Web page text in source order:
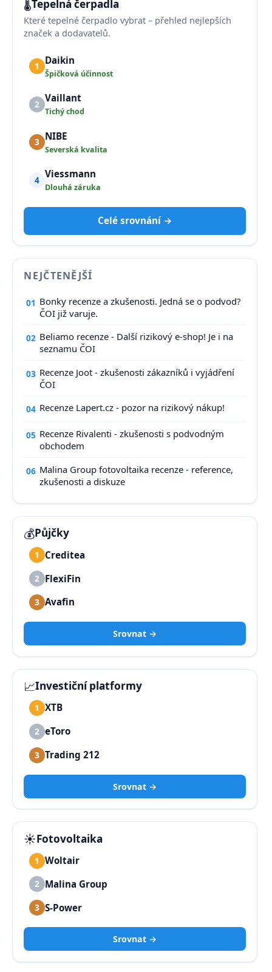
🌡️Tepelná čerpadla
Které tepelné čerpadlo vybrat – přehled nejlepších
značek a dodavatelů.
1 Daikin
Špičková účinnost
2 Vaillant
Tichý chod
3 NIBE
Severská kvalita
4 Viessmann
Dlouhá záruka
Celé srovnání →
NEJČTENĚJŠÍ
01 Bonky recenze a zkušenosti. Jedná se o podvod?
ČOI již varuje.
02 Beliamo recenze - Další rizikový e-shop! Je i na
seznamu ČOI
03 Recenze Joot - zkušenosti zákazníků i vyjádření
ČOI
04 Recenze Lapert.cz - pozor na rizikový nákup!
05 Recenze Rivalenti - zkušenosti s podvodným
obchodem
06 Malina Group fotovoltaika recenze - reference,
zkušenosti a diskuze
💰Půjčky
1 Creditea
2 FlexiFin
3 Avafin
Srovnat →
📈Investiční platformy
1 XTB
2 eToro
3 Trading 212
Srovnat →
☀️Fotovoltaika
1 Woltair
2 Malina Group
3 S-Power
Srovnat →